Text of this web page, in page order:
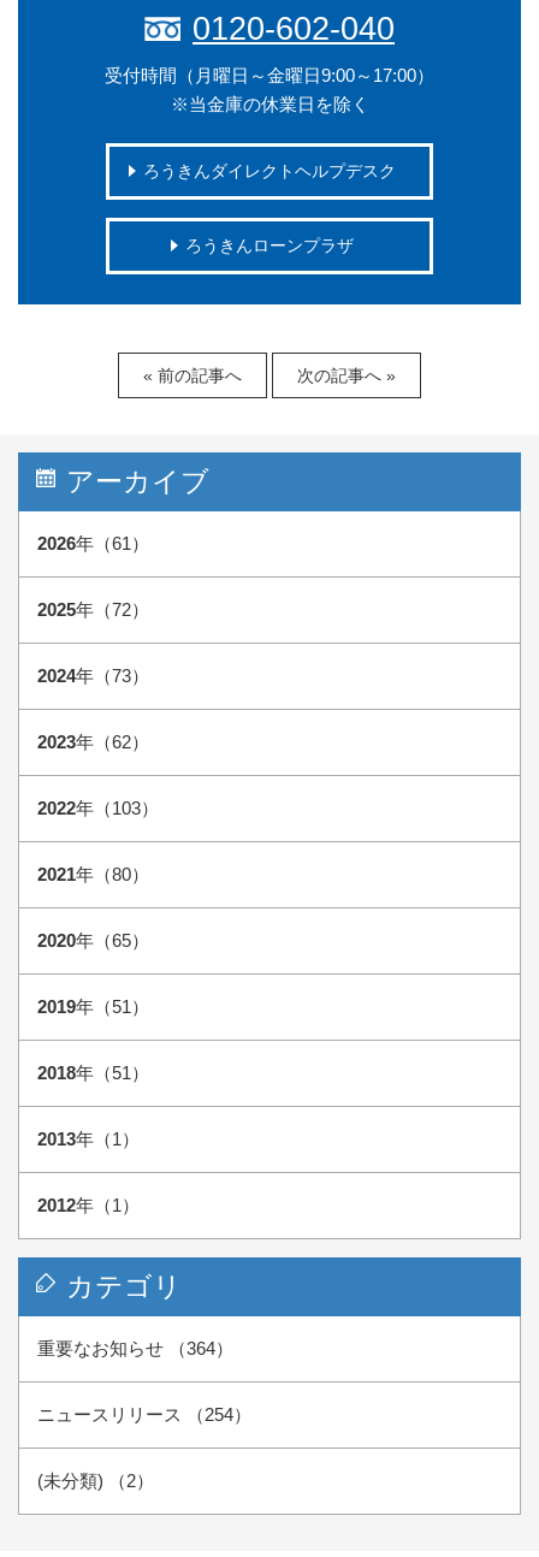
0120-602-040
受付時間（月曜日～金曜日9:00～17:00）
※当金庫の休業日を除く
ろうきんダイレクトヘルプデスク
ろうきんローンプラザ
« 前の記事へ 次の記事へ »
アーカイブ
2026年（61）
2025年（72）
2024年（73）
2023年（62）
2022年（103）
2021年（80）
2020年（65）
2019年（51）
2018年（51）
2013年（1）
2012年（1）
カテゴリ
重要なお知らせ （364）
ニュースリリース （254）
(未分類) （2）